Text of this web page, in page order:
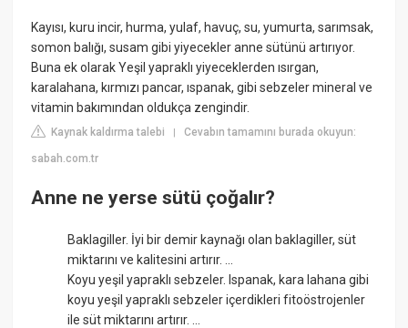
Kayısı, kuru incir, hurma, yulaf, havuç, su, yumurta, sarımsak,
somon balığı, susam gibi yiyecekler anne sütünü artırıyor.
Buna ek olarak Yeşil yapraklı yiyeceklerden ısırgan,
karalahana, kırmızı pancar, ıspanak, gibi sebzeler mineral ve
vitamin bakımından oldukça zengindir.
Kaynak kaldırma talebi |Cevabın tamamını burada okuyun:
sabah.com.tr
Anne ne yerse sütü çoğalır?
Baklagiller. İyi bir demir kaynağı olan baklagiller, süt
miktarını ve kalitesini artırır. ...
Koyu yeşil yapraklı sebzeler. Ispanak, kara lahana gibi
koyu yeşil yapraklı sebzeler içerdikleri fitoöstrojenler
ile süt miktarını artırır. ...